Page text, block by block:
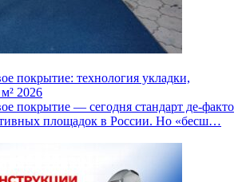
покрытие: технология укладки,
2026
покрытие — сегодня стандарт де-факто
площадок в России. Но «бесш…